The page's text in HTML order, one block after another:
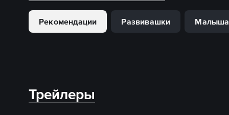
Рекомендации Развивашки
Трейлеры